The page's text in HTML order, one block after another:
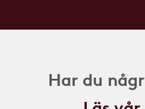
Har du